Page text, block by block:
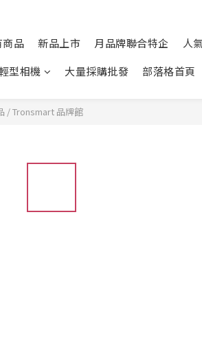
商品 新品上市 月品牌聯合特企
人
型相機
大量採購批發 部落格首頁
/Tronsmart 品牌館